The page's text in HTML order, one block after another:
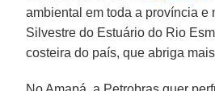
ambiental em toda a província e
Silvestre do Estuário do Rio
costeira do país, que abriga